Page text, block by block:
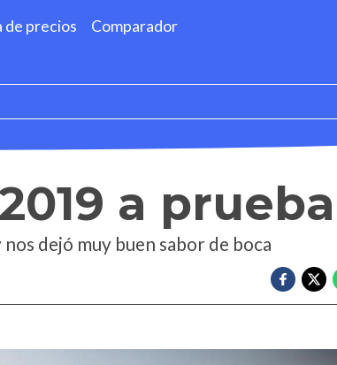
de precios Comparador
a prueba
dejó muy buen sabor de boca